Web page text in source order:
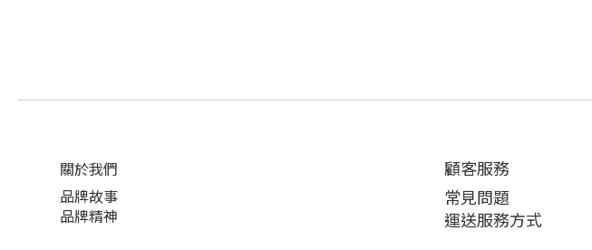
關於我們
品牌故事
品牌精神
顧客服務
常見問題
運送服務方式